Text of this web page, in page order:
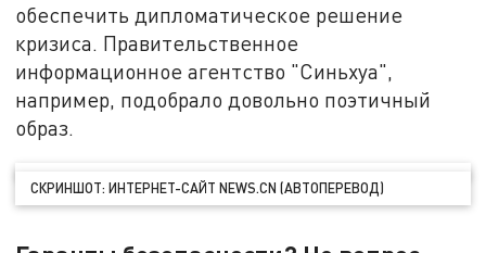
обеспечить дипломатическое решение
кризиса. Правительственное
информационное агентство "Синьхуа",
например, подобрало довольно поэтичный
образ.
СКРИНШОТ: ИНТЕРНЕТ-САЙТ NEWS.CN (АВТОПЕРЕВОД)